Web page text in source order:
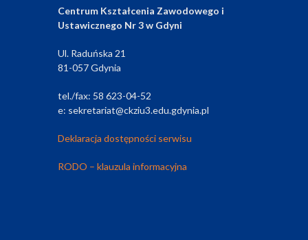
Centrum Kształcenia Zawodowego i
Ustawicznego Nr 3 w Gdyni
Ul. Raduńska 21
81-057 Gdynia
tel./fax: 58 623-04-52
e: sekretariat@ckziu3.edu.gdynia.pl
Deklaracja dostępności serwisu
RODO – klauzula informacyjna